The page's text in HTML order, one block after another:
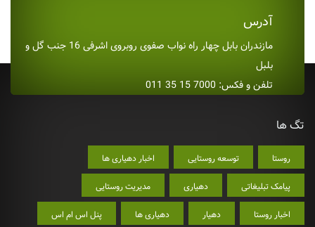
آدرس
مازندران بابل چهار راه نواب صفوی روبروی اشرفی 16 جنب گل و
بلبل
تلفن و فکس: 7000 15 35 011
تگ ها
روستا توسعه روستایی اخبار دهیاری ها
پیامک تبلیغاتی دهیاری مدیریت روستایی
اخبار روستا دهیار دهیاری ها پنل اس ام اس